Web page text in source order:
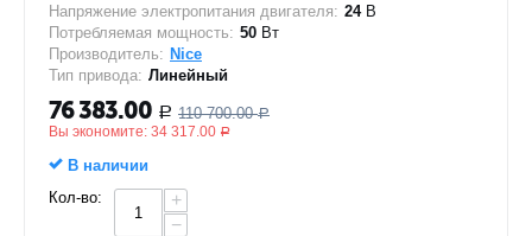
Напряжение электропитания двигателя: 24В
Потребляемая мощность: 50 Вт
Производитель: Nice
Тип привода: Линейный
76 383.00 Р 110 700.00 Р
Вы экономите: 34 317.00 Р
В наличии
Кол-во:
+
−